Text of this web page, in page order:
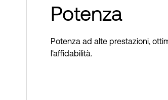
Potenza
Potenza ad alte prestazioni,
l'affidabilità.